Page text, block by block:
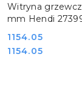
Witryna
mm Hendi
Cena:
1154.05
Cena:
1154.05